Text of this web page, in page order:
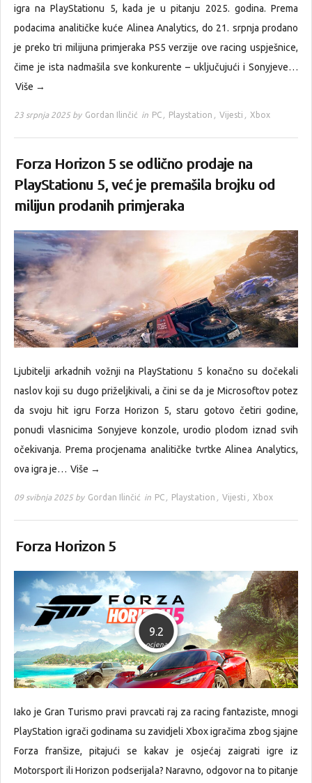
igra na PlayStationu 5, kada je u pitanju 2025. godina. Prema
podacima analitičke kuće Alinea Analytics, do 21. srpnja prodano
je preko tri milijuna primjeraka PS5 verzije ove racing uspješnice,
čime je ista nadmašila sve konkurente – uključujući i Sonyjeve…
Više →
23 srpnja 2025 by Gordan Ilinčić in PC , Playstation , Vijesti , Xbox
Forza Horizon 5 se odlično prodaje na
PlayStationu 5, već je premašila brojku od
milijun prodanih primjeraka
Ljubitelji arkadnih vožnji na PlayStationu 5 konačno su dočekali
naslov koji su dugo priželjkivali, a čini se da je Microsoftov potez
da svoju hit igru Forza Horizon 5, staru gotovo četiri godine,
ponudi vlasnicima Sonyjeve konzole, urodio plodom iznad svih
očekivanja. Prema procjenama analitičke tvrtke Alinea Analytics,
ova igra je… Više →
09 svibnja 2025 by Gordan Ilinčić in PC , Playstation , Vijesti , Xbox
Forza Horizon 5
9.2
ocjena
Iako je Gran Turismo pravi pravcati raj za racing fantaziste, mnogi
PlayStation igrači godinama su zavidjeli Xbox igračima zbog sjajne
Forza franšize, pitajući se kakav je osjećaj zaigrati igre iz
Motorsport ili Horizon podserijala? Naravno, odgovor na to pitanje